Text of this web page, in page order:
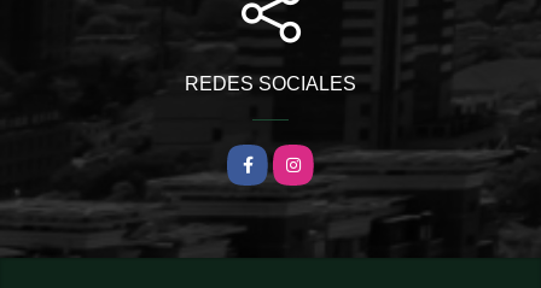
REDES SOCIALES
FacebookInstagram